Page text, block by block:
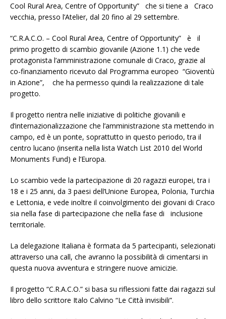
Cool Rural Area, Centre of Opportunity” che si tiene a Craco
vecchia, presso l’Atelier, dal 20 fino al 29 settembre.
“C.R.A.C.O. – Cool Rural Area, Centre of Opportunity” è il
primo progetto di scambio giovanile (Azione 1.1) che vede
protagonista l’amministrazione comunale di Craco, grazie al
co-finanziamento ricevuto dal Programma europeo “Gioventù
in Azione”, che ha permesso quindi la realizzazione di tale
progetto.
Il progetto rientra nelle iniziative di politiche giovanili e
d’internazionalizzazione che l’amministrazione sta mettendo in
campo, ed è un ponte, soprattutto in questo periodo, tra il
centro lucano (inserita nella lista Watch List 2010 del World
Monuments Fund) e l’Europa.
Lo scambio vede la partecipazione di 20 ragazzi europei, tra i
18 e i 25 anni, da 3 paesi dell’Unione Europea, Polonia, Turchia
e Lettonia, e vede inoltre il coinvolgimento dei giovani di Craco
sia nella fase di partecipazione che nella fase di inclusione
territoriale.
La delegazione Italiana è formata da 5 partecipanti, selezionati
attraverso una call, che avranno la possibilità di cimentarsi in
questa nuova avventura e stringere nuove amicizie.
Il progetto “C.R.A.C.O.” si basa su riflessioni fatte dai ragazzi sul
libro dello scrittore Italo Calvino “Le Città invisibili”.